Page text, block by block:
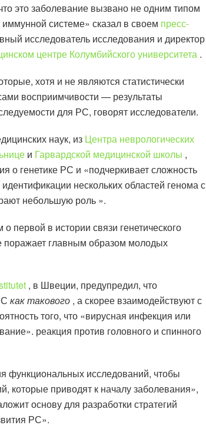
это заболевание вызвано не одним типом
системе» сказал в своем пресс-
исследователь исследования и директор
центре Колумбийского университета .
хотя и не являются статистически
восприимчивости — результаты
для РС, говорят исследователи.
наук, из Центра неврологических
и Гарвардской медицинской школы ,
о генетике РС и «подчеркивает сложность
нескольких областей генома с
небольшую роль ».
в истории связи генетического
главным образом молодых
, в Швеции, предупредил, что
как такового , а скорее взаимодействуют с
того, что «вирусная инфекция или
реакция против головного и спинного
функциональных исследований, чтобы
которые приводят к началу заболевания»,
основу для разработки стратегий
РС».